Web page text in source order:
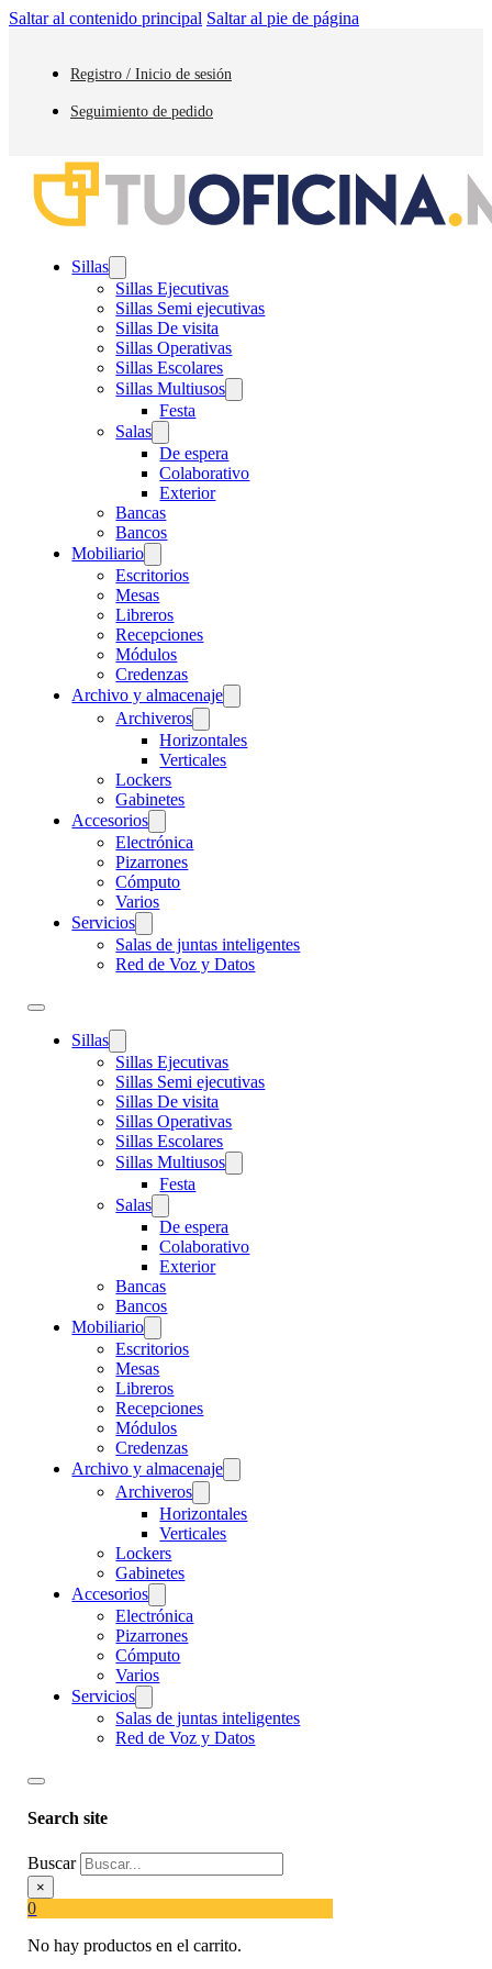
Saltar al contenido principal Saltar al pie de página
Registro / Inicio de sesión
Seguimiento de pedido
Sillas
Sillas Ejecutivas
Sillas Semi ejecutivas
Sillas De visita
Sillas Operativas
Sillas Escolares
Sillas Multiusos
Festa
Salas
De espera
Colaborativo
Exterior
Bancas
Bancos
Mobiliario
Escritorios
Mesas
Libreros
Recepciones
Módulos
Credenzas
Archivo y almacenaje
Archiveros
Horizontales
Verticales
Lockers
Gabinetes
Accesorios
Electrónica
Pizarrones
Cómputo
Varios
Servicios
Salas de juntas inteligentes
Red de Voz y Datos
Sillas
Sillas Ejecutivas
Sillas Semi ejecutivas
Sillas De visita
Sillas Operativas
Sillas Escolares
Sillas Multiusos
Festa
Salas
De espera
Colaborativo
Exterior
Bancas
Bancos
Mobiliario
Escritorios
Mesas
Libreros
Recepciones
Módulos
Credenzas
Archivo y almacenaje
Archiveros
Horizontales
Verticales
Lockers
Gabinetes
Accesorios
Electrónica
Pizarrones
Cómputo
Varios
Servicios
Salas de juntas inteligentes
Red de Voz y Datos
Search site
Buscar
×
0
No hay productos en el carrito.